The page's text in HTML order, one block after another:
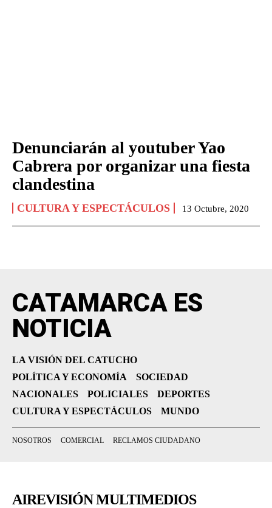
Denunciarán al youtuber Yao
Cabrera por organizar una fiesta
clandestina
CULTURA Y ESPECTÁCULOS 13 Octubre, 2020
CATAMARCA ES
NOTICIA
LA VISIÓN DEL CATUCHO
POLÍTICA Y ECONOMÍA
SOCIEDAD
NACIONALES
POLICIALES
DEPORTES
CULTURA Y ESPECTÁCULOS
MUNDO
NOSOTROS COMERCIAL RECLAMOS CIUDADANO
AIREVISIÓN MULTIMEDIOS